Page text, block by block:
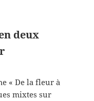
deux
« De la fleur à
mixtes sur